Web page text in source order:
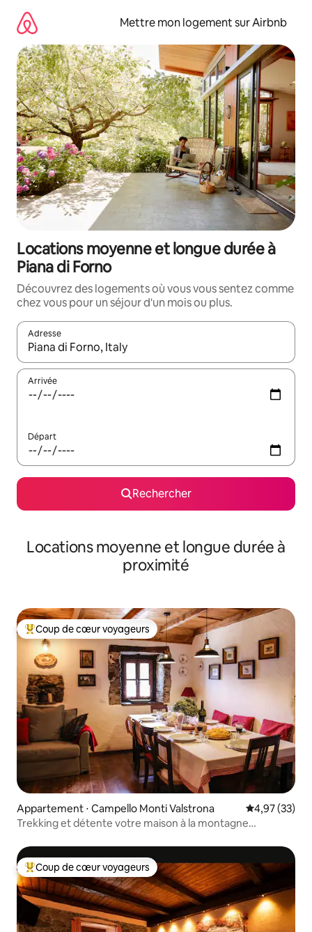
directement
contenu
Mettre mon logement sur Airbnb
Locations moyenne et longue durée à
Piana di Forno
Découvrez des logements où vous vous sentez comme
chez vous pour un séjour d'un mois ou plus.
Adresse
Lorsque les résultats s'affichent, utilisez les flèches vers le
Arrivée
Départ
Rechercher
Locations moyenne et longue durée à
proximité
Coups de cœur voyageurs les plus appréciés
Coup de cœur voyageurs
Appartement ⋅ Campello Monti Valstrona Évaluation
4,97 (33)
Trekking et détente votre maison à la montagne
Coups de cœur voyageurs les plus appréciés
Coup de cœur voyageurs